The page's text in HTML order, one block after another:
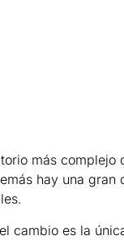
más
hay una
cambio es la